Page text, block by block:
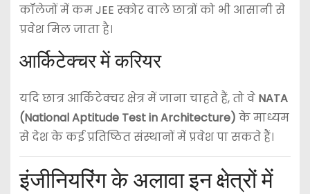
कॉलेजों में कम JEE स्कोर वाले छात्रों को भी आसानी से
प्रवेश मिल जाता है।
आर्किटेक्चर में करियर
यदि छात्र आर्किटेक्चर क्षेत्र में जाना चाहते हैं, तो वे NATA
(National Aptitude Test in Architecture) के माध्यम
से देश के कई प्रतिष्ठित संस्थानों में प्रवेश पा सकते हैं।
इंजीनियरिंग के अलावा इन क्षेत्रों में